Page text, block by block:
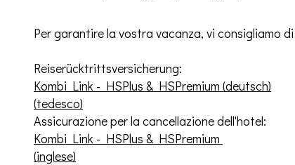
Per garantire la vostra vacanza, vi consigliamo
Reiserücktrittsversicherung:
Kombi Link - HSPlus & HSPremium (deutsch)
(tedesco)
Assicurazione per la cancellazione dell'hotel:
Kombi Link - HSPlus & HSPremium
(inglese)